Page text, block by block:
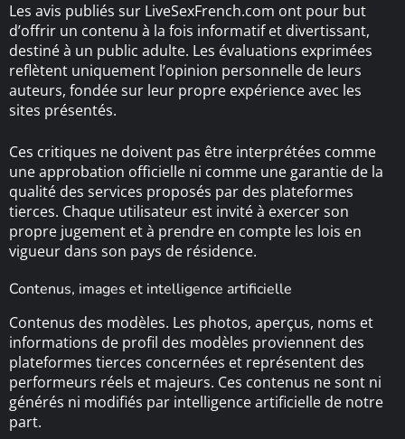
Les avis publiés sur LiveSexFrench.com ont pour but
d’offrir un contenu à la fois informatif et divertissant,
destiné à un public adulte. Les évaluations exprimées
reflètent uniquement l’opinion personnelle de leurs
auteurs, fondée sur leur propre expérience avec les
sites présentés.
Ces critiques ne doivent pas être interprétées comme
une approbation officielle ni comme une garantie de la
qualité des services proposés par des plateformes
tierces. Chaque utilisateur est invité à exercer son
propre jugement et à prendre en compte les lois en
vigueur dans son pays de résidence.
Contenus, images et intelligence artificielle
Contenus des modèles. Les photos, aperçus, noms et
informations de profil des modèles proviennent des
plateformes tierces concernées et représentent des
performeurs réels et majeurs. Ces contenus ne sont ni
générés ni modifiés par intelligence artificielle de notre
part.